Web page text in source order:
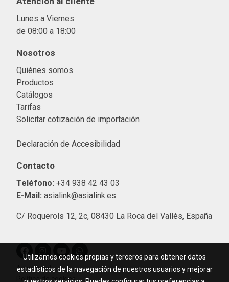
Lunes a Viernes
de 08:00 a 18:00
Nosotros
Quiénes somos
Productos
Catálogos
Tarifas
Solicitar cotización de importación
Declaración de Accesibilidad
Contacto
Teléfono: +34 938 42 43 03
E-Mail: asialink@asialink.es
C/ Roquerols 12, 2c, 08430 La Roca del Vallès, España
Aviso legal
Política de cookies
Utilizamos cookies propias y terceros para obtener datos
estadísticos de la navegación de nuestros usuarios y mejorar